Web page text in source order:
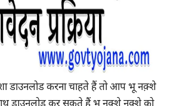
डाउनलोड करना चाहते हैं तो आप भू नक़्शे